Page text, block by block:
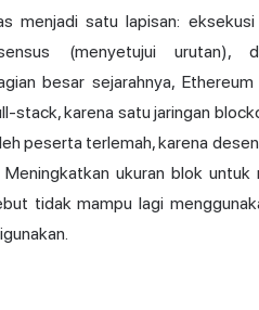
menjadi satu lapisan: eksekusi
(menyetujui urutan),
besar sejarahnya,
karena satu jaringan
peserta terlemah, karena
ukuran blok
tidak mampu lagi